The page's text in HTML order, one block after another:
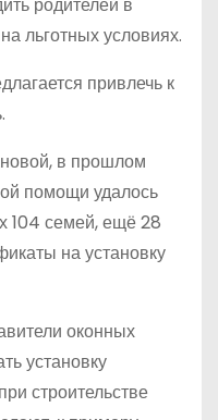
родителей в
льготных условиях.
привлечь к
в прошлом
помощи удалось
104 семей, ещё 28
на установку
оконных
установку
строительстве